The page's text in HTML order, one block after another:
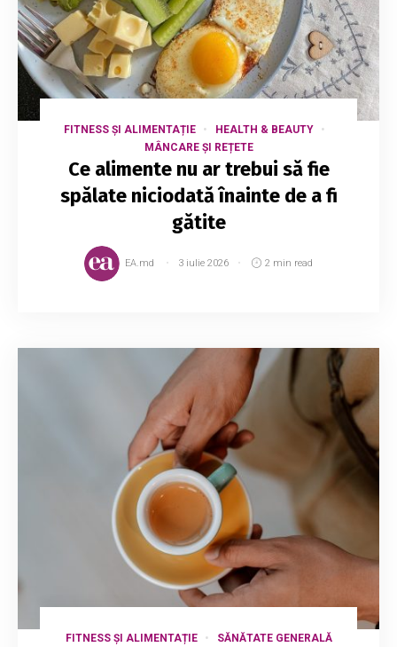
FITNESS ȘI ALIMENTAȚIE
HEALTH & BEAUTY
MÂNCARE ȘI REȚETE
Ce alimente nu ar trebui să fie
spălate niciodată înainte de a fi
gătite
EA.md 3 iulie 2026 2 min read
FITNESS ȘI ALIMENTAȚIE SĂNĂTATE GENERALĂ